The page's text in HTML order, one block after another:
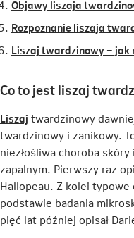
Objawy liszaja
Rozpoznanie liszaja
Liszaj twardzinowy – jak
Co to jest liszaj
Liszaj Link
otwiera
się
w
nowej
karcie
twardzinowy
twardzinowy i zanikowy.
niezłośliwa choroba
zapalnym. Pierwszy raz
Hallopeau. Z kolei
podstawie badania
pięć lat później opisał